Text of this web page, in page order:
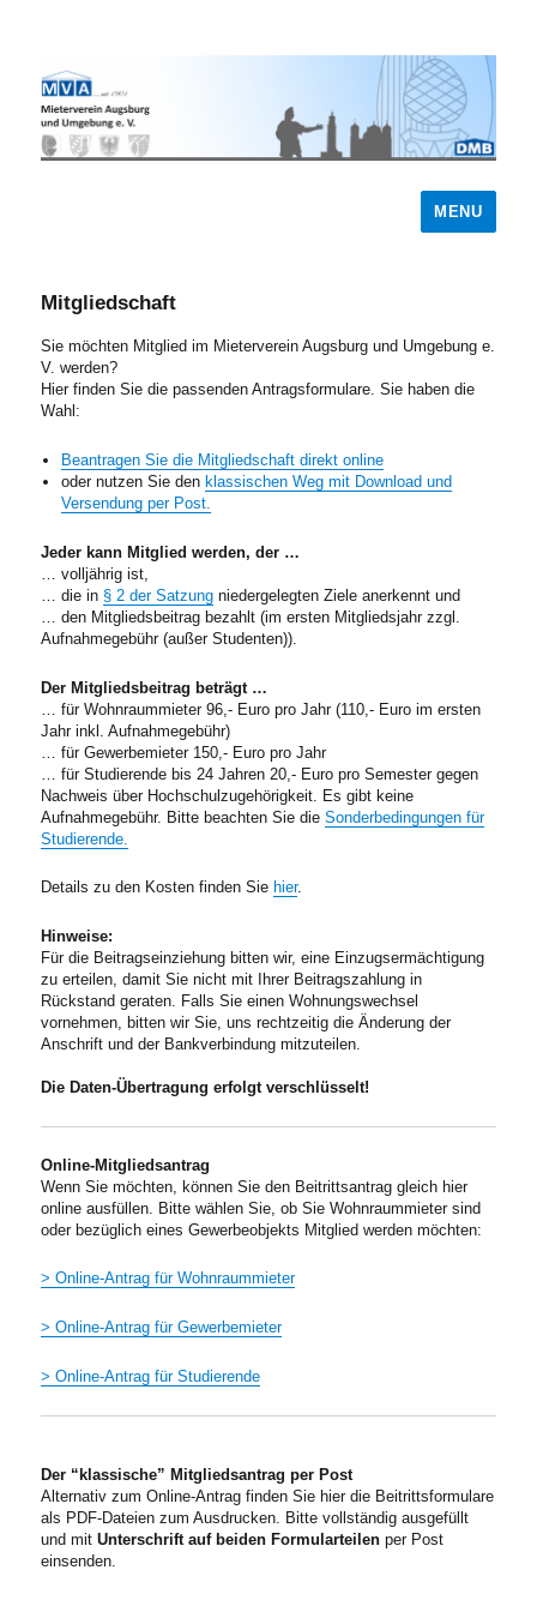
MENU
Mitgliedschaft
Sie möchten Mitglied im Mieterverein Augsburg und Umgebung e.
V. werden?
Hier finden Sie die passenden Antragsformulare. Sie haben die
Wahl:
Beantragen Sie die Mitgliedschaft direkt online
oder nutzen Sie den klassischen Weg mit Download und
Versendung per Post.
Jeder kann Mitglied werden, der …
… volljährig ist,
… die in § 2 der Satzung niedergelegten Ziele anerkennt und
… den Mitgliedsbeitrag bezahlt (im ersten Mitgliedsjahr zzgl.
Aufnahmegebühr (außer Studenten)).
Der Mitgliedsbeitrag beträgt …
… für Wohnraummieter 96,- Euro pro Jahr (110,- Euro im ersten
Jahr inkl. Aufnahmegebühr)
… für Gewerbemieter 150,- Euro pro Jahr
… für Studierende bis 24 Jahren 20,- Euro pro Semester gegen
Nachweis über Hochschulzugehörigkeit. Es gibt keine
Aufnahmegebühr. Bitte beachten Sie dieSonderbedingungen für
Studierende.
Details zu den Kosten finden Sie hier.
Hinweise:
Für die Beitragseinziehung bitten wir, eine Einzugsermächtigung
zu erteilen, damit Sie nicht mit Ihrer Beitragszahlung in
Rückstand geraten. Falls Sie einen Wohnungswechsel
vornehmen, bitten wir Sie, uns rechtzeitig die Änderung der
Anschrift und der Bankverbindung mitzuteilen.
Die Daten-Übertragung erfolgt verschlüsselt!
Online-Mitgliedsantrag
Wenn Sie möchten, können Sie den Beitrittsantrag gleich hier
online ausfüllen. Bitte wählen Sie, ob Sie Wohnraummieter sind
oder bezüglich eines Gewerbeobjekts Mitglied werden möchten:
> Online-Antrag für Wohnraummieter
> Online-Antrag für Gewerbemieter
> Online-Antrag für Studierende
Der “klassische” Mitgliedsantrag per Post
Alternativ zum Online-Antrag finden Sie hier die Beitrittsformulare
als PDF-Dateien zum Ausdrucken. Bitte vollständig ausgefüllt
und mitUnterschrift auf beiden Formularteilen per Post
einsenden.